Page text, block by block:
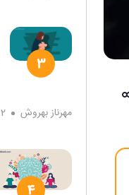
مهرناز بهروش 2 سال پیش